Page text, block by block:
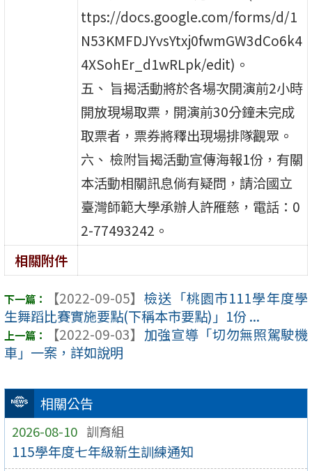
相關公告
2026-08-10 訓育組
115學年度七年級新生訓練通知
ttps://docs.google.com/forms/d/1
N53KMFDJYvsYtxj0fwmGW3dCo6k4
4XSohEr_d1wRLpk/edit)。
五、 旨揭活動將於各場次開演前2小時
開放現場取票，開演前30分鐘未完成
取票者，票券將釋出現場排隊觀眾。
六、 檢附旨揭活動宣傳海報1份，有關
本活動相關訊息倘有疑問，請洽國立
臺灣師範大學承辦人許雁慈，電話：0
2-77493242。
相關附件
【2022-09-05】 檢送「桃園市111學年度學
生舞蹈比賽實施要點(下稱本市要點)」1份 ...
【2022-09-03】 加強宣導「切勿無照駕駛機
車」一案，詳如說明